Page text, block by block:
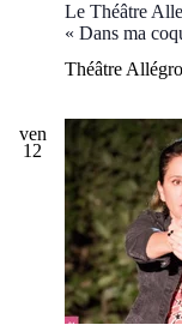
Le Théâtre
« Dans ma
Théâtre Allégro
ven
12